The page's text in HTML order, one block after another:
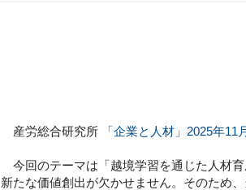
産労総合研究所 「企業と人材」2025年11
今回のテーマは「越境学習を通じた人材
新たな価値創出が欠かせません。そのため